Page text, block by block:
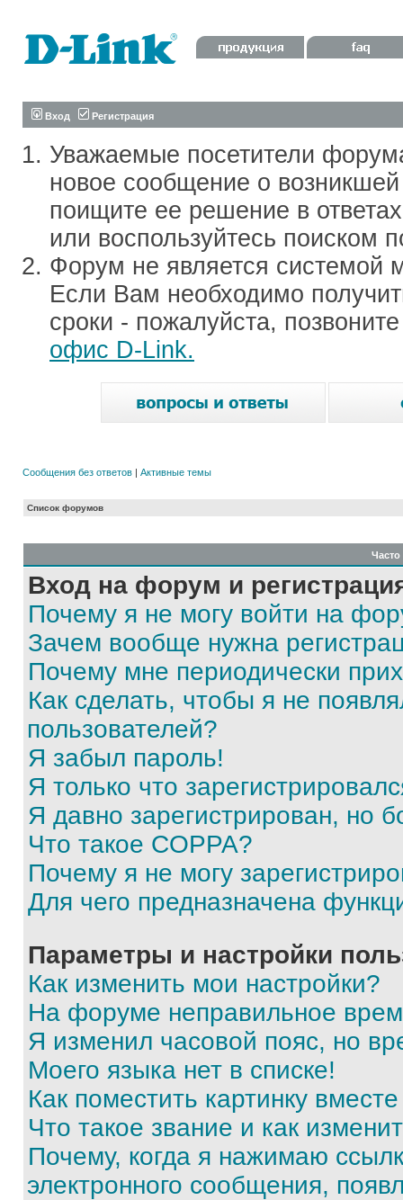
Вход Регистрация
Уважаемые посетители
новое сообщение о
поищите ее решение в
или воспользуйтесь поиском
Форум не является системой
Если Вам необходимо
сроки - пожалуйста,
офис D-Link.
Сообщения без ответов | Активные темы
Список форумов
Вход на форум и
Почему я не могу войти на
Зачем вообще нужна
Почему мне периодически
Как сделать, чтобы я не
пользователей?
Я забыл пароль!
Я только что
Я давно зарегистрирован, но
Что такое COPPA?
Почему я не могу
Для чего предназначена
Параметры и настройки
Как изменить мои настройки?
На форуме неправильное
Я изменил часовой пояс, но
Моего языка нет в списке!
Как поместить картинку
Что такое звание и как
Почему, когда я нажимаю
электронного сообщения,